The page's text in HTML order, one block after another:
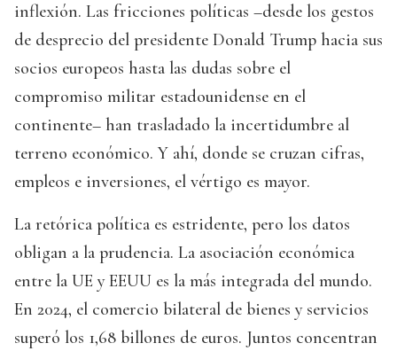
inflexión. Las fricciones políticas –desde los gestos
de desprecio del presidente Donald Trump hacia sus
socios europeos hasta las dudas sobre el
compromiso militar estadounidense en el
continente– han trasladado la incertidumbre al
terreno económico. Y ahí, donde se cruzan cifras,
empleos e inversiones, el vértigo es mayor.
La retórica política es estridente, pero los datos
obligan a la prudencia. La asociación económica
entre la UE y EEUU es la más integrada del mundo.
En 2024, el comercio bilateral de bienes y servicios
superó los 1,68 billones de euros. Juntos concentran